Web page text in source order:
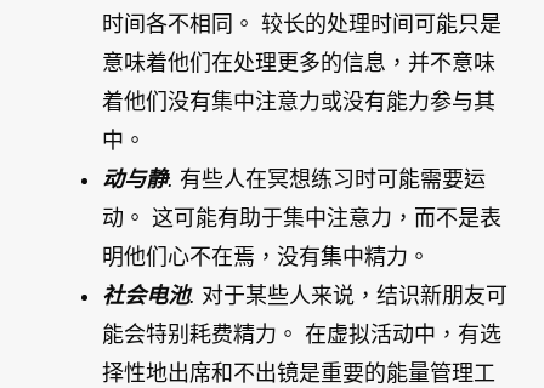
时间各不相同。 较长的处理时间可能只是
意味着他们在处理更多的信息，并不意味
着他们没有集中注意力或没有能力参与其
中。
动与静. 有些人在冥想练习时可能需要运
动。 这可能有助于集中注意力，而不是表
明他们心不在焉，没有集中精力。
社会电池. 对于某些人来说，结识新朋友可
能会特别耗费精力。 在虚拟活动中，有选
择性地出席和不出镜是重要的能量管理工